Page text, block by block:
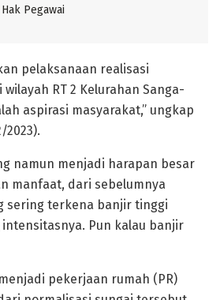
Pegawai
pelaksanaan realisasi
RT 2 Kelurahan Sanga-
aspirasi masyarakat,” ungkap
2023).
namun menjadi harapan besar
manfaat, dari sebelumnya
sering terkena banjir tinggi
Pun kalau banjir
pekerjaan rumah (PR)